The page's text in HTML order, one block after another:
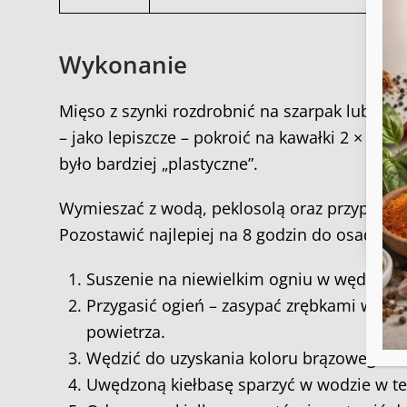
do
Wykonanie
Mięso z szynki rozdrobnić na szarpak lub
– jako lepiszcze – pokroić na kawałki 2 × 3
było bardziej „plastyczne”.
Wymieszać z wodą, peklosolą oraz
Pozostawić najlepiej na 8 godzin do
Suszenie na niewielkim ogniu w
Przygasić ogień – zasypać zrębkami
powietrza.
Wędzić do uzyskania koloru brązowego.
Uwędzoną kiełbasę sparzyć w wodzie w